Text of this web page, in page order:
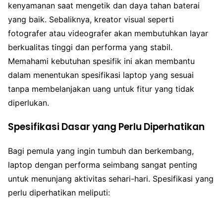
kenyamanan saat mengetik dan daya tahan baterai
yang baik. Sebaliknya, kreator visual seperti
fotografer atau videografer akan membutuhkan layar
berkualitas tinggi dan performa yang stabil.
Memahami kebutuhan spesifik ini akan membantu
dalam menentukan spesifikasi laptop yang sesuai
tanpa membelanjakan uang untuk fitur yang tidak
diperlukan.
Spesifikasi Dasar yang Perlu Diperhatikan
Bagi pemula yang ingin tumbuh dan berkembang,
laptop dengan performa seimbang sangat penting
untuk menunjang aktivitas sehari-hari. Spesifikasi yang
perlu diperhatikan meliputi: